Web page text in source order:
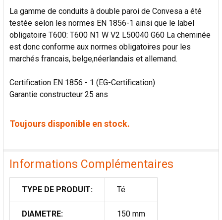
La gamme de conduits à double paroi de Convesa a été
testée selon les normes EN 1856-1 ainsi que le label
obligatoire T600: T600 N1 W V2 L50040 G60 La cheminée
est donc conforme aux normes obligatoires pour les
marchés francais, belge,néerlandais et allemand.
Certification EN 1856 - 1 (EG-Certification)
Garantie constructeur 25 ans
Toujours disponible en stock.
Informations Complémentaires
TYPE DE PRODUIT: Té
DIAMETRE: 150 mm